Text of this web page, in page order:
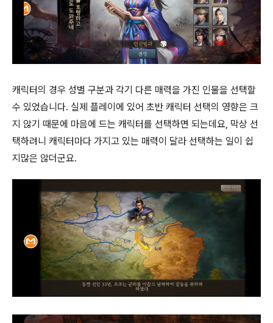
캐릭터의 경우 성별 구분과 각기 다른 매력을 가진 인물을 선택할
수 있었습니다. 실제 플레이에 있어 초반 캐릭터 선택의 영향은 크
지 않기 때문에 마음에 드는 캐릭터를 선택하면 되는데요, 막상 선
택하려니 캐릭터마다 가지고 있는 매력이 달라 선택하는 일이 쉽
지많은 않더군요.